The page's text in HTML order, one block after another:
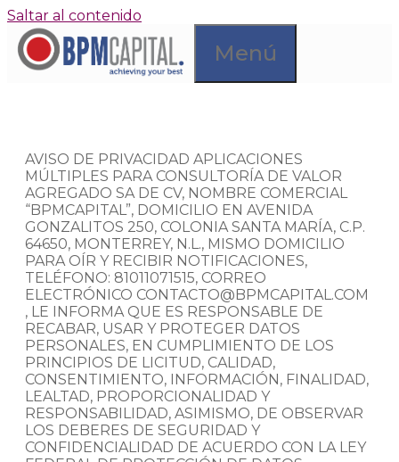
Saltar al contenido
Menú
AVISO DE PRIVACIDAD APLICACIONES
MÚLTIPLES PARA CONSULTORÍA DE VALOR
AGREGADO SA DE CV, NOMBRE COMERCIAL
“BPMCAPITAL”, DOMICILIO EN AVENIDA
GONZALITOS 250, COLONIA SANTA MARÍA, C.P.
64650, MONTERREY, N.L., MISMO DOMICILIO
PARA OÍR Y RECIBIR NOTIFICACIONES,
TELÉFONO: 81011071515, CORREO
ELECTRÓNICO CONTACTO@BPMCAPITAL.COM
, LE INFORMA QUE ES RESPONSABLE DE
RECABAR, USAR Y PROTEGER DATOS
PERSONALES, EN CUMPLIMIENTO DE LOS
PRINCIPIOS DE LICITUD, CALIDAD,
CONSENTIMIENTO, INFORMACIÓN, FINALIDAD,
LEALTAD, PROPORCIONALIDAD Y
RESPONSABILIDAD, ASIMISMO, DE OBSERVAR
LOS DEBERES DE SEGURIDAD Y
CONFIDENCIALIDAD DE ACUERDO CON LA LEY